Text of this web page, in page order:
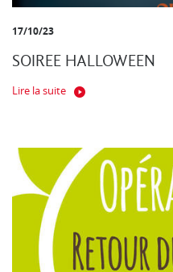
17/10/23
SOIREE HALLOWEEN
Lire la suite